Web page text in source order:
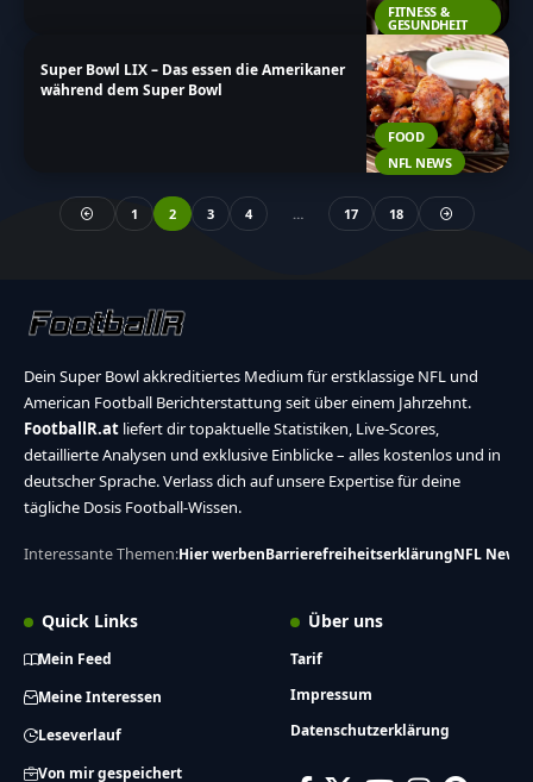
FITNESS &
GESUNDHEIT
FOOD
NFL NEWS
Super Bowl LIX – Das essen die Amerikaner
während dem Super Bowl
1 2 3 4 … 17 18
Dein Super Bowl akkreditiertes Medium für erstklassige NFL und
American Football Berichterstattung seit über einem Jahrzehnt.
FootballR.at liefert dir topaktuelle Statistiken, Live-Scores,
detaillierte Analysen und exklusive Einblicke – alles kostenlos und in
deutscher Sprache. Verlass dich auf unsere Expertise für deine
tägliche Dosis Football-Wissen.
Interessante Themen:Hier werbenBarrierefreiheitserklärungNFL News
Quick Links
Mein Feed
Meine Interessen
Leseverlauf
Von mir gespeichert
Über uns
Tarif
Impressum
Datenschutzerklärung